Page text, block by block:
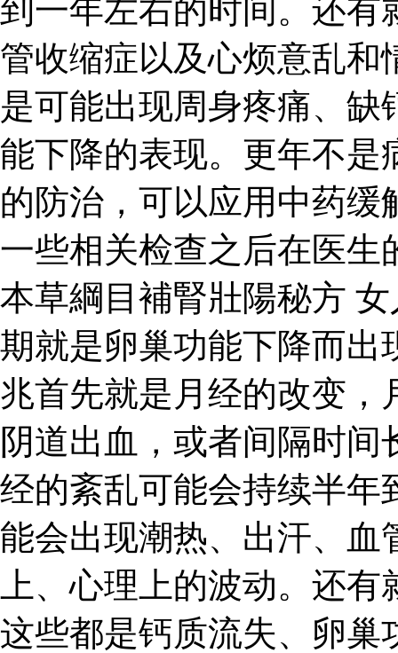
到一年左右的时间。还有
管收缩症以及心烦意乱和
是可能出现周身疼痛、
能下降的表现。更年不是
的防治，可以应用中药
一些相关检查之后在医生
本草綱目補腎壯陽秘方
期就是卵巢功能下降而出
兆首先就是月经的改变，
阴道出血，或者间隔时
经的紊乱可能会持续半年
能会出现潮热、出汗、血
上、心理上的波动。还
这些都是钙质流失、卵巢